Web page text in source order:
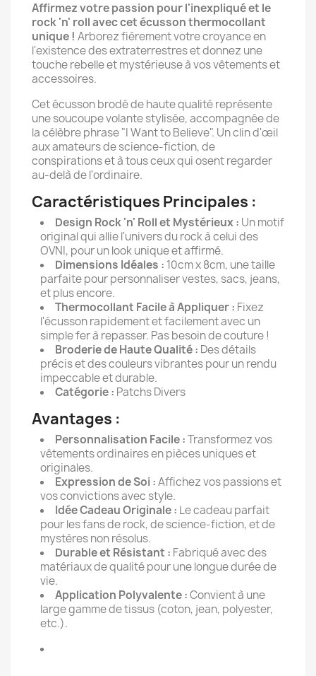
Affirmez votre passion pour l'inexpliqué et le
rock 'n' roll avec cet écusson thermocollant
unique ! Arborez fièrement votre croyance en
l'existence des extraterrestres et donnez une
touche rebelle et mystérieuse à vos vêtements et
accessoires.
Cet écusson brodé de haute qualité représente
une soucoupe volante stylisée, accompagnée de
la célèbre phrase "I Want to Believe". Un clin d'œil
aux amateurs de science-fiction, de
conspirations et à tous ceux qui osent regarder
au-delà de l'ordinaire.
Caractéristiques Principales :
Design Rock 'n' Roll et Mystérieux : Un motif
original qui allie l'univers du rock à celui des
OVNI, pour un look unique et affirmé.
Dimensions Idéales : 10cm x 8cm, une taille
parfaite pour personnaliser vestes, sacs, jeans,
et plus encore.
Thermocollant Facile à Appliquer : Fixez
l'écusson rapidement et facilement avec un
simple fer à repasser. Pas besoin de couture !
Broderie de Haute Qualité : Des détails
précis et des couleurs vibrantes pour un rendu
impeccable et durable.
Catégorie : Patchs Divers
Avantages :
Personnalisation Facile :Transformez vos
vêtements ordinaires en pièces uniques et
originales.
Expression de Soi :Affichez vos passions et
vos convictions avec style.
Idée Cadeau Originale : Le cadeau parfait
pour les fans de rock, de science-fiction, et de
mystères non résolus.
Durable et Résistant : Fabriqué avec des
matériaux de qualité pour une longue durée de
vie.
Application Polyvalente :Convient à une
large gamme de tissus (coton, jean, polyester,
etc.).